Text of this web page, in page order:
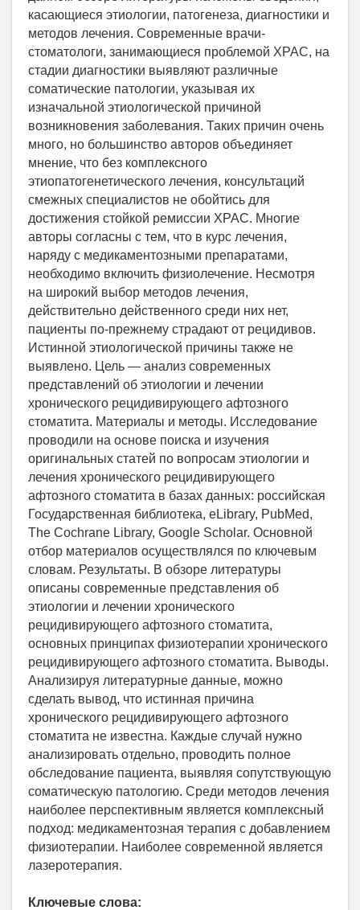
касающиеся этиологии, патогенеза, диагностики и
методов лечения. Современные врачи-
стоматологи, занимающиеся проблемой ХРАС, на
стадии диагностики выявляют различные
соматические патологии, указывая их
изначальной этиологической причиной
возникновения заболевания. Таких причин очень
много, но большинство авторов объединяет
мнение, что без комплексного
этиопатогенетического лечения, консультаций
смежных специалистов не обойтись для
достижения стойкой ремиссии ХРАС. Многие
авторы согласны с тем, что в курс лечения,
наряду с медикаментозными препаратами,
необходимо включить физиолечение. Несмотря
на широкий выбор методов лечения,
действительно действенного среди них нет,
пациенты по-прежнему страдают от рецидивов.
Истинной этиологической причины также не
выявлено. Цель — анализ современных
представлений об этиологии и лечении
хронического рецидивирующего афтозного
стоматита. Материалы и методы. Исследование
проводили на основе поиска и изучения
оригинальных статей по вопросам этиологии и
лечения хронического рецидивирующего
афтозного стоматита в базах данных: российская
Государственная библиотека, eLibrary, PubMed,
The Cochrane Library, Google Scholar. Основной
отбор материалов осуществлялся по ключевым
словам. Результаты. В обзоре литературы
описаны современные представления об
этиологии и лечении хронического
рецидивирующего афтозного стоматита,
основных принципах физиотерапии хронического
рецидивирующего афтозного стоматита. Выводы.
Анализируя литературные данные, можно
сделать вывод, что истинная причина
хронического рецидивирующего афтозного
стоматита не известна. Каждые случай нужно
анализировать отдельно, проводить полное
обследование пациента, выявляя сопутствующую
соматическую патологию. Среди методов лечения
наиболее перспективным является комплексный
подход: медикаментозная терапия с добавлением
физиотерапии. Наиболее современной является
лазеротерапия.
Ключевые слова: